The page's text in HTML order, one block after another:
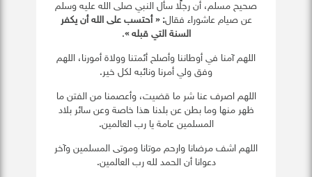
صحيح مسلم، أن رجلًا سأل النبي صلى الله عليه وسلم
عن صيام عاشوراء فقال: « أحتسب على الله أن يكفر
السنة التي قبله ».
اللهم آمنا في أوطاننا وأصلح أئمتنا وولاة أمورنا، اللهم
وفق ولي أمرنا ونائبه لكل خير.
اللهم اصرف عنا شر ما قضيت، وأعصمنا من الفتن ما
ظهر منها وما بطن عن بلدنا هذا خاصة وعن سائر بلاد
المسلمين عامة يا رب العالمين.
اللهم اشف مرضانا وارحم موتانا وموتى المسلمين وآخر
دعوانا أن الحمد لله رب العالمين.